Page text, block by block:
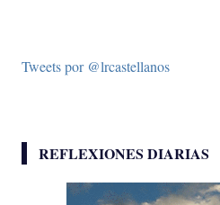
Tweets por @lrcastellanos
REFLEXIONES DIARIAS